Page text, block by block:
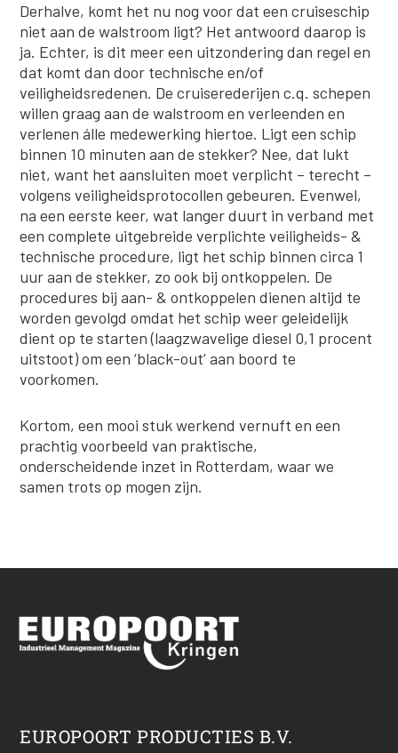
Derhalve, komt het nu nog voor dat een cruiseschip
niet aan de walstroom ligt? Het antwoord daarop is
ja. Echter, is dit meer een uitzondering dan regel en
dat komt dan door technische en/of
veiligheidsredenen. De cruiserederijen c.q. schepen
willen graag aan de walstroom en verleenden en
verlenen álle medewerking hiertoe. Ligt een schip
binnen 10 minuten aan de stekker? Nee, dat lukt
niet, want het aansluiten moet verplicht – terecht –
volgens veiligheidsprotocollen gebeuren. Evenwel,
na een eerste keer, wat langer duurt in verband met
een complete uitgebreide verplichte veiligheids- &
technische procedure, ligt het schip binnen circa 1
uur aan de stekker, zo ook bij ontkoppelen. De
procedures bij aan- & ontkoppelen dienen altijd te
worden gevolgd omdat het schip weer geleidelijk
dient op te starten (laagzwavelige diesel 0,1 procent
uitstoot) om een ‘black-out’ aan boord te
voorkomen.
Kortom, een mooi stuk werkend vernuft en een
prachtig voorbeeld van praktische,
onderscheidende inzet in Rotterdam, waar we
samen trots op mogen zijn.
EUROPOORT PRODUCTIES B.V.